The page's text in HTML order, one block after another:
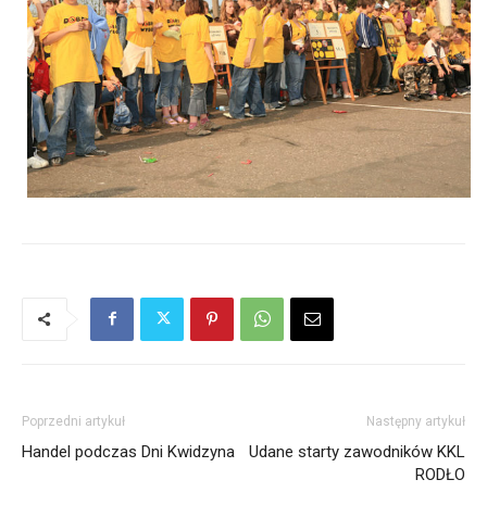
Poprzedni artykuł
Handel podczas Dni Kwidzyna
Następny artykuł
Udane starty zawodników KKL
RODŁO